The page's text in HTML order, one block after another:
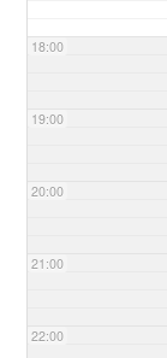
18:00
19:00
20:00
21:00
22:00